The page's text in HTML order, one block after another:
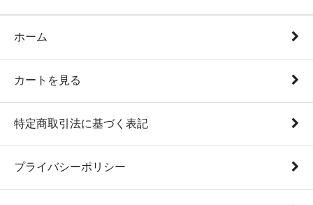
ホーム
カートを見る
特定商取引法に基づく表記
プライバシーポリシー